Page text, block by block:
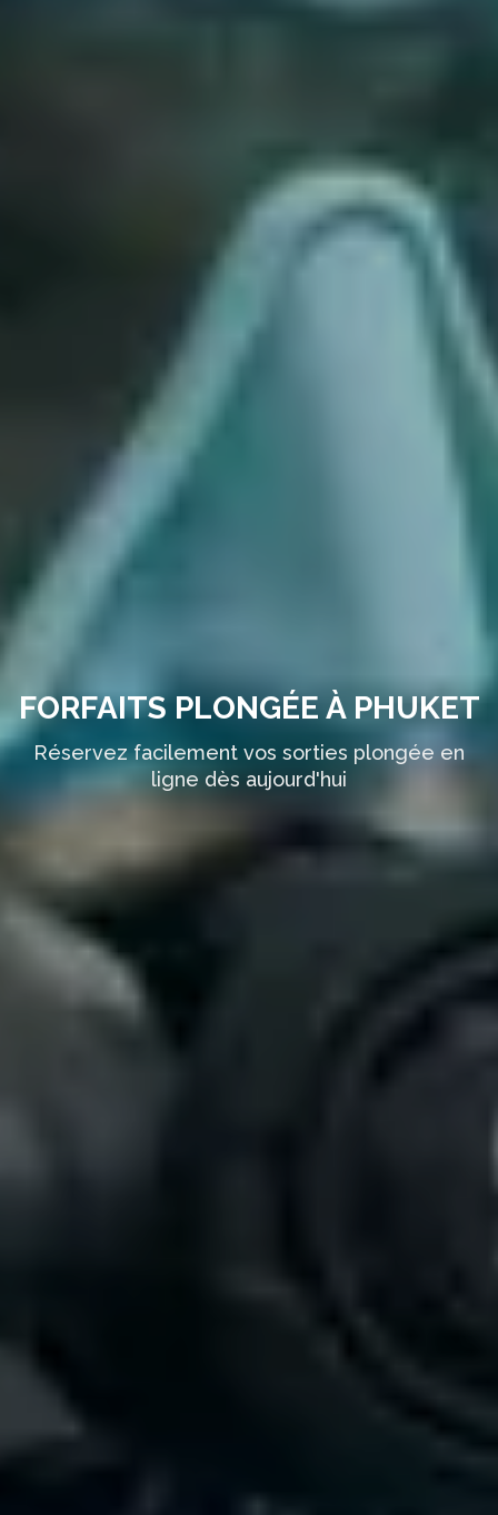
FORFAITS PLONGÉE À PHUKET
Réservez facilement vos sorties plongée en
ligne dès aujourd'hui